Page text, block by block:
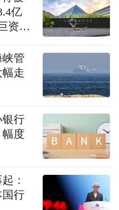
亿
资买
管
走
银行
度
：
国行